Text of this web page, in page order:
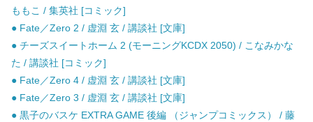
ももこ / 集英社 [コミック]
● Fate／Zero 2 / 虚淵 玄 / 講談社 [文庫]
● チーズスイートホーム 2 (モーニングKCDX 2050) / こなみかな
た / 講談社 [コミック]
● Fate／Zero 4 / 虚淵 玄 / 講談社 [文庫]
● Fate／Zero 3 / 虚淵 玄 / 講談社 [文庫]
● 黒子のバスケ EXTRA GAME 後編 （ジャンプコミックス） / 藤